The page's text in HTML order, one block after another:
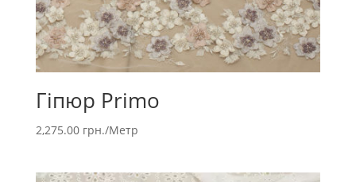
Гіпюр Primo
2,275.00 грн./Метр